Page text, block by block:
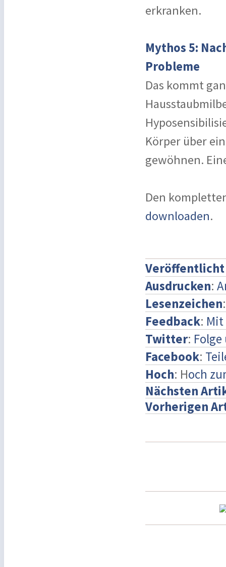
erkranken.
Mythos 5:
Probleme
Das kommt
Körper über
gewöhnen.
Den
downloaden.
Veröffentlicht
Ausdrucken:
Lesenzeichen
Feedback:
Twitter:
Facebook:
Hoch: Hoch
Nächsten
Vorherigen